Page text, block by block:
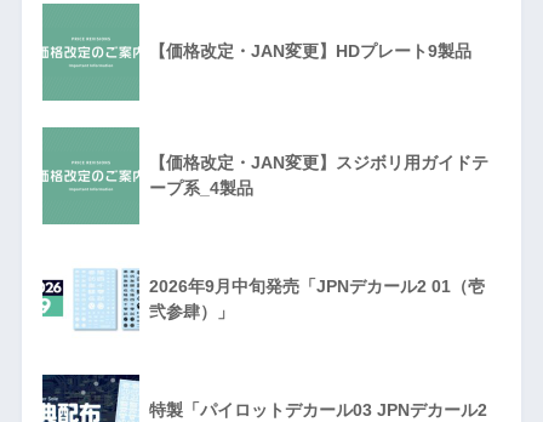
【価格改定・JAN変更】HDプレート9製品
【価格改定・JAN変更】スジボリ用ガイドテ
ープ系_4製品
2026年9月中旬発売「JPNデカール2 01（壱
弐参肆）」
特製「パイロットデカール03 JPNデカール2